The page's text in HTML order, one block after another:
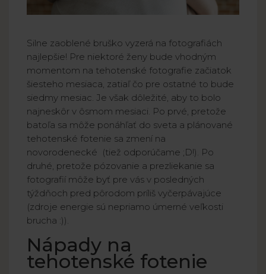
Silne zaoblené bruško vyzerá na fotografiách
najlepšie! Pre niektoré ženy bude vhodným
momentom na tehotenské fotografie začiatok
šiesteho mesiaca, zatiaľ čo pre ostatné to bude
siedmy mesiac. Je však dôležité, aby to bolo
najneskôr v ôsmom mesiaci. Po prvé, pretože
batoľa sa môže ponáhľať do sveta a plánované
tehotenské fotenie sa zmení na
novorodenecké (tiež odporúčame ;D!). Po
druhé, pretože pózovanie a prezliekanie sa
fotografií môže byť pre vás v posledných
týždňoch pred pôrodom príliš vyčerpávajúce
(zdroje energie sú nepriamo úmerné veľkosti
brucha :)).
Nápady na
tehotenské fotenie